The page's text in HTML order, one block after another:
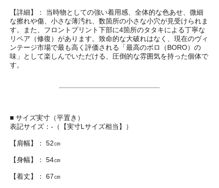
【詳細】： 当時物としての強い着用感、全体的な色あせ、微細
な擦れや傷、小さな薄汚れ、数箇所の小さな小穴が見受けられま
す。また、フロントプリント下部に4箇所のタタキによる丁寧な
リペア（修復）があります。致命的な大破れはなく、現在のヴィ
ンテージ市場で最も高く評価される「最高のボロ（BORO）の
味」として楽しんでいただける、圧倒的な雰囲気を持った個体で
す。
■ サイズ実寸（平置き）
表記サイズ：-（【実寸Lサイズ相当】）
【肩幅】： 52㎝
【身幅】： 54㎝
【着丈】： 67㎝